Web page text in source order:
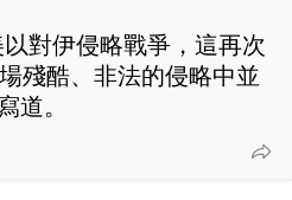
對伊侵略戰爭，這再次
殘酷、非法的侵略中並
道。